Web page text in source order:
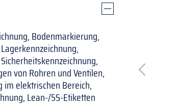
Bodenmarkierung,
von Rohren und Ventilen,
im elektrischen Bereich,
Lean-/5S-Etiketten